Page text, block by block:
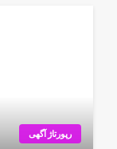
رپورتاژ آگهی